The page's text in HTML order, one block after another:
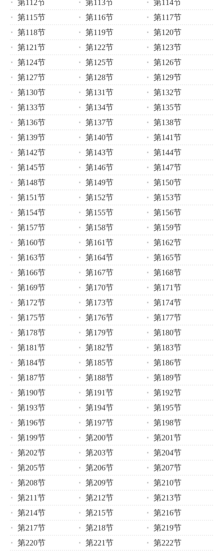
第112节 第113节
第114节
第115节
第116节
第117节
第118节
第119节
第120节
第121节
第122节
第123节
第124节
第125节
第126节
第127节
第128节
第129节
第130节
第131节
第132节
第133节
第134节
第135节
第136节
第137节
第138节
第139节
第140节
第141节
第142节
第143节
第144节
第145节
第146节
第147节
第148节
第149节
第150节
第151节
第152节
第153节
第154节
第155节
第156节
第157节
第158节
第159节
第160节
第161节
第162节
第163节
第164节
第165节
第166节
第167节
第168节
第169节
第170节
第171节
第172节
第173节
第174节
第175节
第176节
第177节
第178节
第179节
第180节
第181节
第182节
第183节
第184节
第185节
第186节
第187节
第188节
第189节
第190节
第191节
第192节
第193节
第194节
第195节
第196节
第197节
第198节
第199节
第200节
第201节
第202节
第203节
第204节
第205节
第206节
第207节
第208节
第209节
第210节
第211节
第212节
第213节
第214节
第215节
第216节
第217节
第218节
第219节
第220节
第221节
第222节